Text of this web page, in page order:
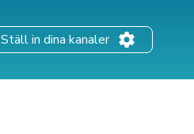
Ställ in dina kanaler